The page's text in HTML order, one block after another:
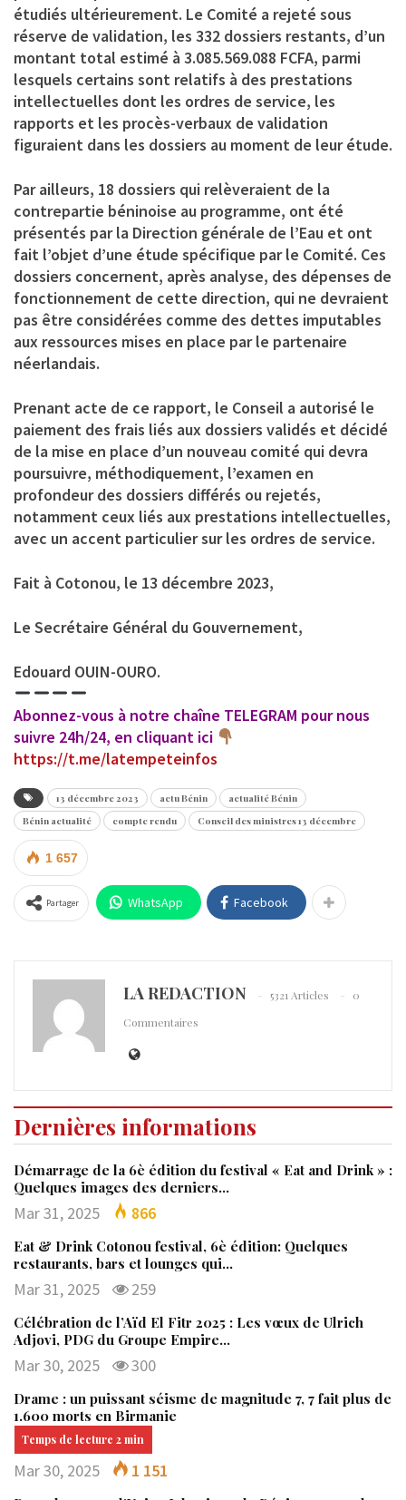
étudiés ultérieurement. Le Comité a rejeté sous
réserve de validation, les 332 dossiers restants, d’un
montant total estimé à 3.085.569.088 FCFA, parmi
lesquels certains sont relatifs à des prestations
intellectuelles dont les ordres de service, les
rapports et les procès-verbaux de validation
figuraient dans les dossiers au moment de leur étude.
Par ailleurs, 18 dossiers qui relèveraient de la
contrepartie béninoise au programme, ont été
présentés par la Direction générale de l’Eau et ont
fait l’objet d’une étude spécifique par le Comité. Ces
dossiers concernent, après analyse, des dépenses de
fonctionnement de cette direction, qui ne devraient
pas être considérées comme des dettes imputables
aux ressources mises en place par le partenaire
néerlandais.
Prenant acte de ce rapport, le Conseil a autorisé le
paiement des frais liés aux dossiers validés et décidé
de la mise en place d’un nouveau comité qui devra
poursuivre, méthodiquement, l’examen en
profondeur des dossiers différés ou rejetés,
notamment ceux liés aux prestations intellectuelles,
avec un accent particulier sur les ordres de service.
Fait à Cotonou, le 13 décembre 2023,
Le Secrétaire Général du Gouvernement,
Edouard OUIN-OURO.
Abonnez-vous à notre chaîne TELEGRAM pour nous
suivre 24h/24, en cliquant ici
https://t.me/latempeteinfos
13 décembre 2023 actu Bénin
actualité Bénin
Bénin actualité
compte rendu Conseil des ministres 13 décembre
1 657
Partager WhatsApp Facebook
LA REDACTION 5321 Articles
0
Commentaires
Dernières informations
Démarrage de la 6è édition du festival « Eat and Drink » :
Quelques images des derniers…
Mar 31, 2025 866
Eat & Drink Cotonou festival, 6è édition: Quelques
restaurants, bars et lounges qui…
Mar 31, 2025 259
Célébration de l’Aïd El Fitr 2025 : Les vœux de Ulrich
Adjovi, PDG du Groupe Empire…
Mar 30, 2025 300
Drame : un puissant séisme de magnitude 7, 7 fait plus de
1.600 morts en Birmanie
Mar 30, 2025 1 151